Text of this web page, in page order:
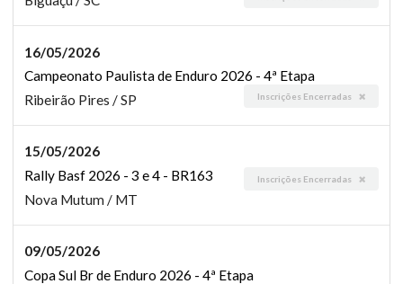
16/05/2026
Campeonato Paulista de Enduro 2026 - 4ª Etapa
Inscrições Encerradas
Ribeirão Pires / SP
15/05/2026
Rally Basf 2026 - 3 e 4 - BR163
Inscrições Encerradas
Nova Mutum / MT
09/05/2026
Copa Sul Br de Enduro 2026 - 4ª Etapa